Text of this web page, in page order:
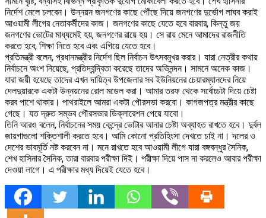
নির্দেশ মেলে চলবেন। উন্নয়ন জনগণের কাছে পৌঁছে দিয়ে জনগণের দুর্ভোগ লাঘব করাই
আওয়ামী লীগের নেতাকর্মীদের কাজ। জনগণের কাছে যেতে হবে বারবার, কিন্তু জয়
জনগণের ভোটের মাধ্যমেই হয়, জনগণের রায়ে হয়। সে রায় মেনে আমাদের রাজনীতি
করতে হবে, শিক্ষা নিতে হবে এবং এগিয়ে যেতে হবে।
প্রতিমন্ত্রী বলেন, প্রধানমন্ত্রীর নির্দেশ ছিল নির্বাচন উৎসবমুখর করার। যারা নেত্রীর কথায়
নির্বাচনে অংশ নিয়েছে, প্রতিদ্বন্দ্বিতা করেছে তাদের অভিনন্দন। সামনে অনেক কাজ।
যারা জয়ী হয়েছে তাদের এখন দায়িত্ব উপজেলার সব ইউনিয়নের চেয়ারম্যানদের নিয়ে
দেলদুয়ারকে একটা উন্নয়নের রোল মডেল করা। আমার তরফ থেকে সর্বোচ্চটা দিয়ে চেষ্টা
করব পাশে থাকার। পাথরাইলে আমরা একটা পৌরসভা করবো। কাগজপত্র মন্ত্রীর কাছে
গেছে। যত দ্রুত সম্ভব পৌরসভার ডিক্লারেশন পেয়ে যাবো।
তিনি আরও বলেন, নির্বাচনের সময় কেন্দ্রে ভোটার আনার চেষ্টা অব্যাহত রাখতে হবে। দুর্বল
জায়গাগুলো শক্তিশালী করতে হবে। আমি কোনো প্রতিহিংসা দেখতে চাই না। দলের ও
দেশের ভাবমূর্তি নষ্ট করবেন না। মনে রাখতে হবে আওয়ামী লীগে যারা বঙ্গবন্ধুর সৈনিক,
শেখ হাসিনার সৈনিক, তারা বারবার পরীক্ষা দিই। পরীক্ষা দিয়ে পাস না করলেও আবার পরীক্ষা
দেওয়া লাগে। এ পরীক্ষার মধ্য দিয়েই যেতে হবে।